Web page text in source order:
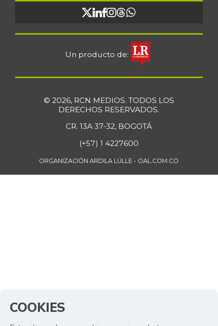
© 2026, RCN MEDIOS. TODOS LOS
DERECHOS RESERVADOS.
CR. 13A 37-32, BOGOTÁ
(+57) 1 4227600
ORGANIZACIÓN ARDILA LÜLLE - OAL.COM.CO
COOKIES